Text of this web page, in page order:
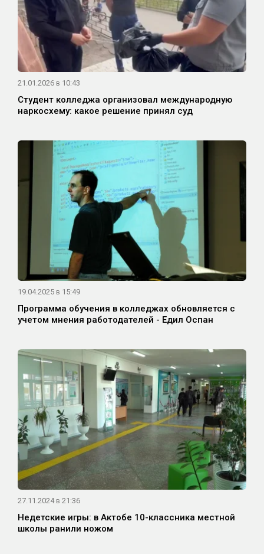
21.01.2026 в 10:43
Студент колледжа организовал международную
наркосхему: какое решение принял суд
19.04.2025 в 15:49
Программа обучения в колледжах обновляется с
учетом мнения работодателей - Едил Оспан
27.11.2024 в 21:36
Недетские игры: в Актобе 10-классника местной
школы ранили ножом